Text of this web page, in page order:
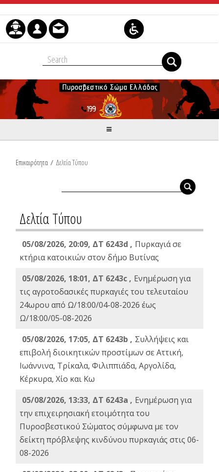
Μετάβαση στο περιεχόμενο
Επικαιρότητα / Δελτία Τύπου
Δελτία Τύπου
05/08/2026, 20:09, ΔΤ 6243d , Πυρκαγιά σε
κτήρια κατοικιών στον δήμο Βυτίνας
05/08/2026, 18:01, ΔΤ 6243c , Ενημέρωση για
τις αγροτοδασικές πυρκαγιές του τελευταίου
24ωρου από Ω/18:00/04-08-2026 έως
Ω/18:00/05-08-2026
05/08/2026, 17:05, ΔΤ 6243b , Συλλήψεις και
επιβολή διοικητικών προστίμων σε Αττική,
Ιωάννινα, Τρίκαλα, Φιλιππιάδα, Αργολίδα,
Κέρκυρα, Χίο και Κω
05/08/2026, 13:33, ΔΤ 6243a , Ενημέρωση για
την επιχειρησιακή ετοιμότητα του
Πυροσβεστικού Σώματος σύμφωνα με τον
δείκτη πρόβλεψης κινδύνου πυρκαγιάς στις 06-
08-2026